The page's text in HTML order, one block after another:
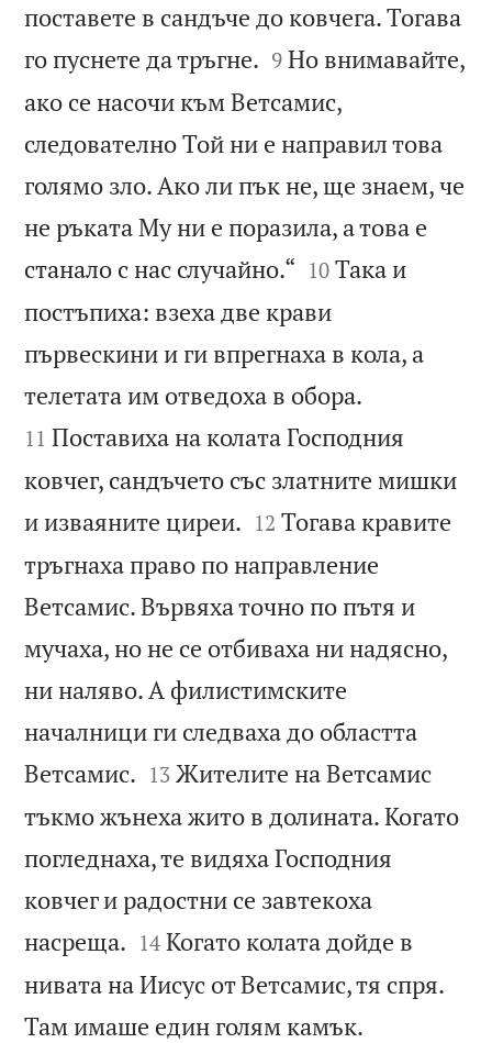
поставете в сандъче до ковчега. Тогава
го пуснете да тръгне. 

9 Но внимавайте,
ако се насочи към Ветсамис,
следователно Той ни е направил това
голямо зло. Ако ли пък не, ще знаем, че
не ръката Му ни е поразила, а това е
станало с нас случайно.“ 

10 Така и
постъпиха: взеха две крави
първескини и ги впрегнаха в кола, а
телетата им отведоха в обора.
11 Поставиха на колата Господния
ковчег, сандъчето със златните мишки
и изваяните циреи. 

12 Тогава кравите
тръгнаха право по направление
Ветсамис. Вървяха точно по пътя и
мучаха, но не се отбиваха ни надясно,
ни наляво. А филистимските
началници ги следваха до областта
Ветсамис. 

13 Жителите на Ветсамис
тъкмо жънеха жито в долината. Когато
погледнаха, те видяха Господния
ковчег и радостни се завтекоха
насреща. 

14 Когато колата дойде в
нивата на Иисус от Ветсамис, тя спря.
Там имаше един голям камък.